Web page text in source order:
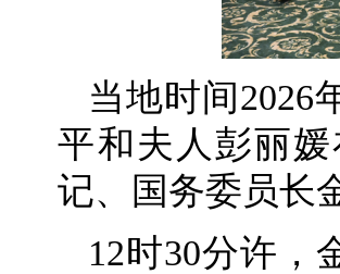
当地时间2026
平和夫人彭丽
记、国务委员长
12时30分许，